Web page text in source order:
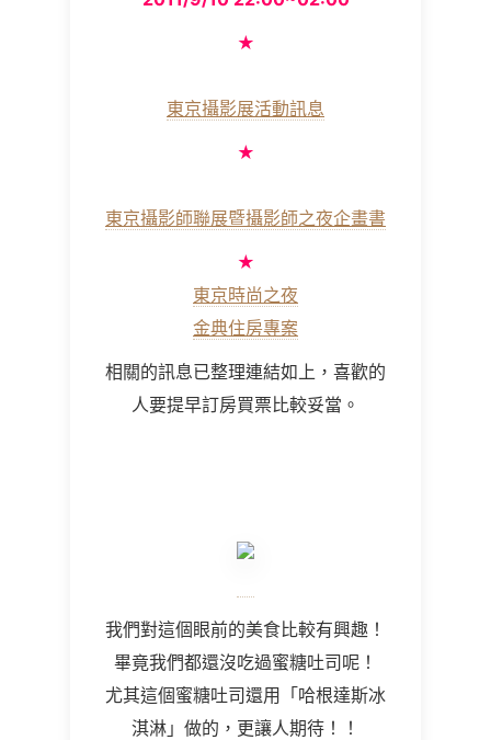
★
東京攝影展活動訊息
★
東京攝影師聯展暨攝影師之夜企畫書
★
東京時尚之夜
金典住房專案
相關的訊息已整理連結如上，喜歡的
人要提早訂房買票比較妥當。
我們對這個眼前的美食比較有興趣！
畢竟我們都還沒吃過蜜糖吐司呢！
尤其這個蜜糖吐司還用「哈根達斯冰
淇淋」做的，更讓人期待！！